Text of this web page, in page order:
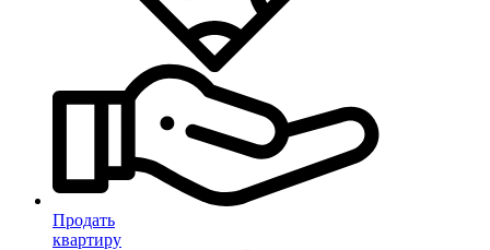
Продать
квартиру